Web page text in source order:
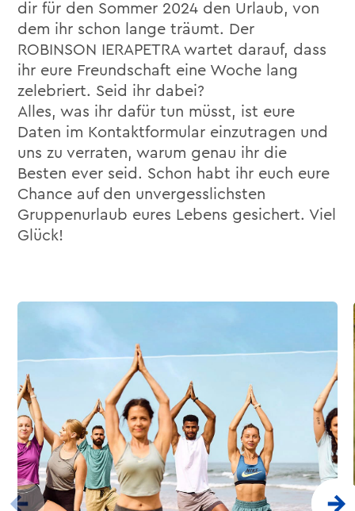
dir für den Sommer 2024 den Urlaub, von
dem ihr schon lange träumt. Der
ROBINSON IERAPETRA wartet darauf, dass
ihr eure Freundschaft eine Woche lang
zelebriert. Seid ihr dabei?
Alles, was ihr dafür tun müsst, ist eure
Daten im Kontaktformular einzutragen und
uns zu verraten, warum genau ihr die
Besten ever seid. Schon habt ihr euch eure
Chance auf den unvergesslichsten
Gruppenurlaub eures Lebens gesichert. Viel
Glück!